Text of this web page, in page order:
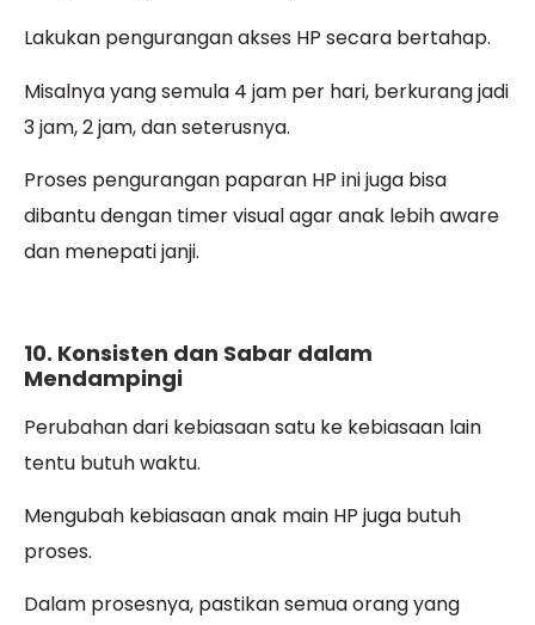
Lakukan pengurangan akses HP secara bertahap.
Misalnya yang semula 4 jam per hari, berkurang jadi
3 jam, 2 jam, dan seterusnya.
Proses pengurangan paparan HP ini juga bisa
dibantu dengan timer visual agar anak lebih aware
dan menepati janji.
10. Konsisten dan Sabar dalam
Mendampingi
Perubahan dari kebiasaan satu ke kebiasaan lain
tentu butuh waktu.
Mengubah kebiasaan anak main HP juga butuh
proses.
Dalam prosesnya, pastikan semua orang yang